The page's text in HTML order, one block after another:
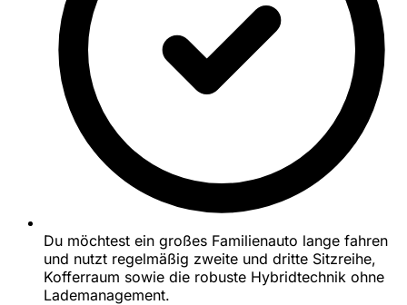
Du möchtest ein großes Familienauto lange fahren
und nutzt regelmäßig zweite und dritte Sitzreihe,
Kofferraum sowie die robuste Hybridtechnik ohne
Lademanagement.